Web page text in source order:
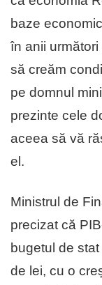
baze
în anii
să creăm
pe domnul
prezinte cele
aceea să vă
el.
Ministrul de
precizat că
bugetul de
de lei, cu o